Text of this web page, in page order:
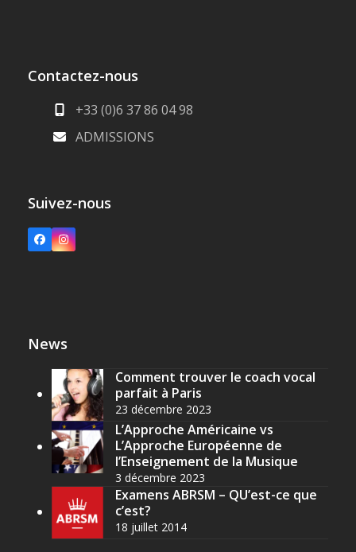
Contactez-nous
+33 (0)6 37 86 04 98
ADMISSIONS
Suivez-nous
FacebookInstagram
News
Comment trouver le coach vocal
parfait à Paris
23 décembre 2023
L’Approche Américaine vs
L’Approche Européenne de
l’Enseignement de la Musique
3 décembre 2023
Examens ABRSM – QU’est-ce que
c’est?
18 juillet 2014